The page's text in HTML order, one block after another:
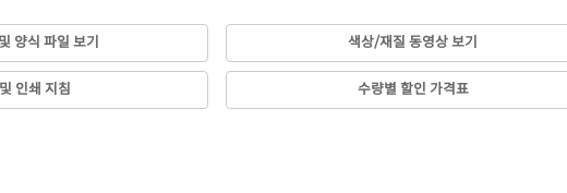
양식 파일 보기 색상/재질 동영상 보기
인쇄 지침 수량별 할인 가격표